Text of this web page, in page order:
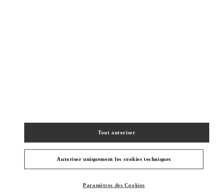
HANKYU UMEDA 4F
06-6313-7925
FERMÉ- OUVRE À 10:00 AM
Autoriser uniquement les cookies techniques
Tout autoriser
Paramètres des Cookies